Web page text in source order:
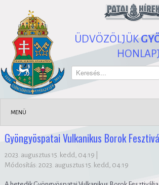
ÜDVÖZÖLJÜK
Keresés...
MENÜ
Gyöngyöspatai Vulkanikus Borok
2023. augusztus 15. kedd, 04:19
Módosítás: 2023. augusztus 15. kedd, 04:19